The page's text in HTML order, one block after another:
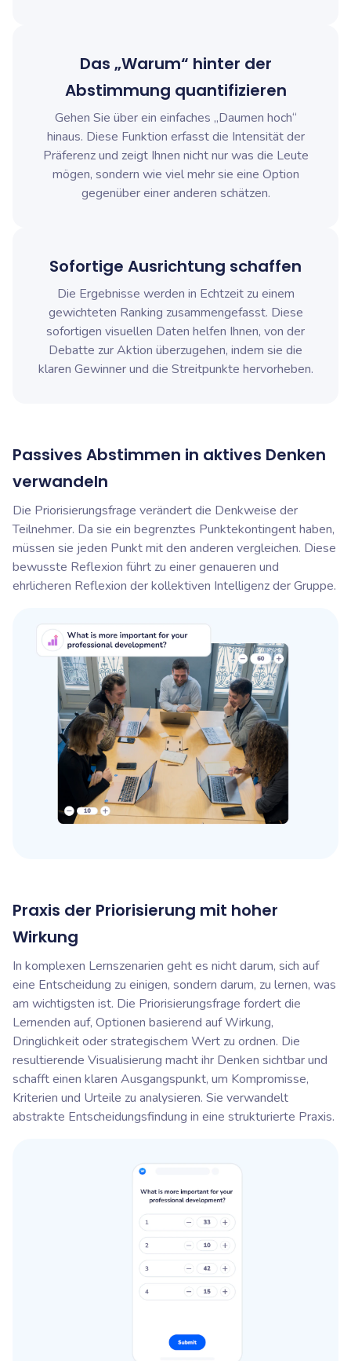
Das „Warum“ hinter der
Abstimmung quantifizieren
Gehen Sie über ein einfaches „Daumen hoch“
hinaus. Diese Funktion erfasst die Intensität der
Präferenz und zeigt Ihnen nicht nurwas die Leute
mögen, sondern wie vielmehr sie eine Option
gegenüber einer anderen schätzen.
Sofortige Ausrichtung schaffen
Die Ergebnisse werden in Echtzeit zu einem
gewichteten Ranking zusammengefasst. Diese
sofortigen visuellen Daten helfen Ihnen, von der
Debatte zur Aktion überzugehen, indem sie die
klaren Gewinner und die Streitpunkte hervorheben.
Passives Abstimmen in aktives Denken
verwandeln
Die Priorisierungsfrage verändert die Denkweise der
Teilnehmer. Da sie ein begrenztes Punktekontingent haben,
müssen sie jeden Punkt mit den anderen vergleichen. Diese
bewusste Reflexion führt zu einer genaueren und
ehrlicheren Reflexion der kollektiven Intelligenz der Gruppe.
Praxis der Priorisierung mit hoher
Wirkung
In komplexen Lernszenarien geht es nicht darum, sich auf
eine Entscheidung zu einigen, sondern darum, zu lernen, was
am wichtigsten ist. Die Priorisierungsfrage fordert die
Lernenden auf, Optionen basierend auf Wirkung,
Dringlichkeit oder strategischem Wert zu ordnen. Die
resultierende Visualisierung macht ihr Denken sichtbar und
schafft einen klaren Ausgangspunkt, um Kompromisse,
Kriterien und Urteile zu analysieren. Sie verwandelt
abstrakte Entscheidungsfindung in eine strukturierte Praxis.